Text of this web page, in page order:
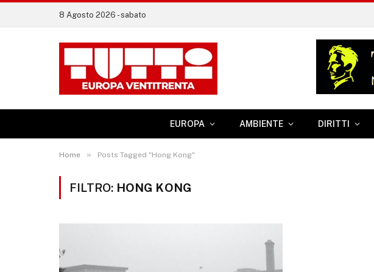
8 Agosto 2026 - sabato
EUROPA AMBIENTE DIRITTI
Home » Posts Tagged "Hong Kong"
FILTRO: HONG KONG